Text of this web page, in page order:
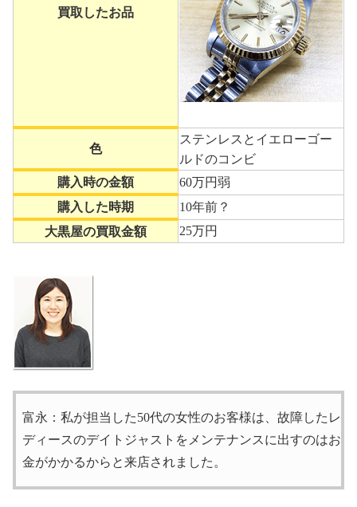
買取したお品
色
ステンレスとイエローゴー
ルドのコンビ
購入時の金額
60万円弱
購入した時期
10年前？
大黒屋の買取金額
25万円
富永：私が担当した50代の女性のお客様は、故障したレ
ディースのデイトジャストをメンテナンスに出すのはお
金がかかるからと来店されました。